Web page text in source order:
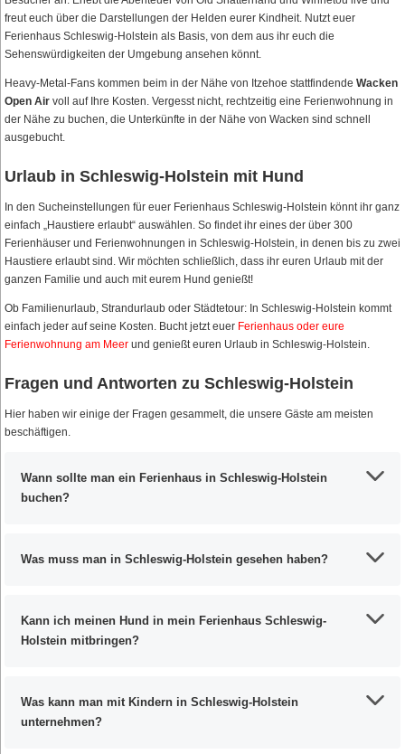
freut euch über die Darstellungen der Helden eurer Kindheit. Nutzt euer
Ferienhaus Schleswig-Holstein als Basis, von dem aus ihr euch die
Sehenswürdigkeiten der Umgebung ansehen könnt.
Heavy-Metal-Fans kommen beim in der Nähe von Itzehoe stattfindende Wacken
Open Air voll auf Ihre Kosten. Vergesst nicht, rechtzeitig eine Ferienwohnung in
der Nähe zu buchen, die Unterkünfte in der Nähe von Wacken sind schnell
ausgebucht.
Urlaub in Schleswig-Holstein mit Hund
In den Sucheinstellungen für euer Ferienhaus Schleswig-Holstein könnt ihr ganz
einfach „Haustiere erlaubt“ auswählen. So findet ihr eines der über 300
Ferienhäuser und Ferienwohnungen in Schleswig-Holstein, in denen bis zu zwei
Haustiere erlaubt sind. Wir möchten schließlich, dass ihr euren Urlaub mit der
ganzen Familie und auch mit eurem Hund genießt!
Ob Familienurlaub, Strandurlaub oder Städtetour: In Schleswig-Holstein kommt
einfach jeder auf seine Kosten. Bucht jetzt euer Ferienhaus oder eure
Ferienwohnung am Meer und genießt euren Urlaub in Schleswig-Holstein.
Fragen und Antworten zu Schleswig-Holstein
Hier haben wir einige der Fragen gesammelt, die unsere Gäste am meisten
beschäftigen.
Wann sollte man ein Ferienhaus in Schleswig-Holstein
buchen?
Was muss man in Schleswig-Holstein gesehen haben?
Kann ich meinen Hund in mein Ferienhaus Schleswig-
Holstein mitbringen?
Was kann man mit Kindern in Schleswig-Holstein
unternehmen?